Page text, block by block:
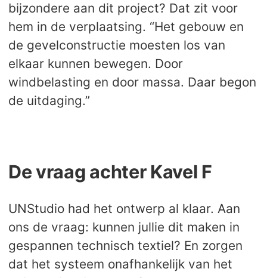
bijzondere aan dit project? Dat zit voor
hem in de verplaatsing. “Het gebouw en
de gevelconstructie moesten los van
elkaar kunnen bewegen. Door
windbelasting en door massa. Daar begon
de uitdaging.”
De vraag achter Kavel F
UNStudio had het ontwerp al klaar. Aan
ons de vraag: kunnen jullie dit maken in
gespannen technisch textiel? En zorgen
dat het systeem onafhankelijk van het